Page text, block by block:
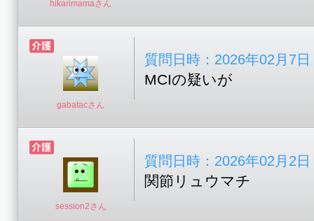
hikarimamaさん
gabatacさん
質問日時：2026年02月7
MCIの疑いが
session2さん
質問日時：2026年02月2
関節リュウマチ